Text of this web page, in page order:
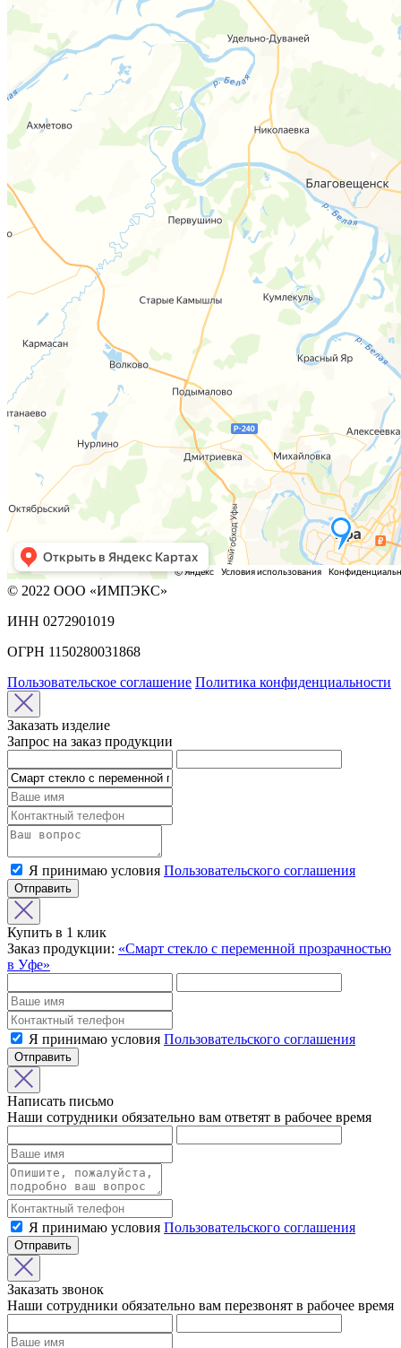
© 2022 ООО «ИМПЭКС»
ИНН 0272901019
ОГРН 1150280031868
Пользовательское соглашение Политика конфиденциальности
Заказать изделие
Запрос на заказ продукции
Я принимаю условия Пользовательского соглашения
Отправить
Купить в 1 клик
Заказ продукции: «Смарт стекло с переменной прозрачностью
в Уфе»
Я принимаю условия Пользовательского соглашения
Отправить
Написать письмо
Наши сотрудники обязательно вам ответят в рабочее время
Я принимаю условия Пользовательского соглашения
Отправить
Заказать звонок
Наши сотрудники обязательно вам перезвонят в рабочее время